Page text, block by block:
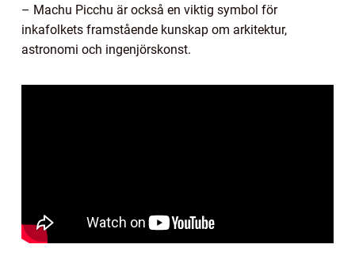
– Machu Picchu är också en viktig symbol för
inkafolkets framstående kunskap om arkitektur,
astronomi och ingenjörskonst.